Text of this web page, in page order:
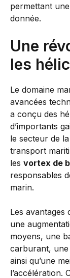
permettant
donnée.
Une
les
Le domaine
avancées
a conçu des
d’importants
le secteur de
transport
les vortex de
responsables
marin.
Les avantages
une
moyens, une
carburant,
ainsi qu’une
l’accélération.